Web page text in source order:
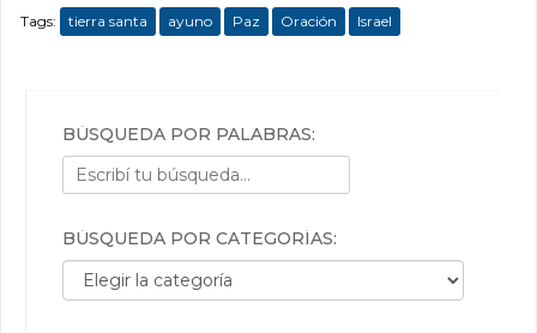
Tags: tierra santa ayuno Paz Oración Israel
BÚSQUEDA POR PALABRAS:
BÚSQUEDA POR CATEGORÍAS:
Búsqueda por categorías: